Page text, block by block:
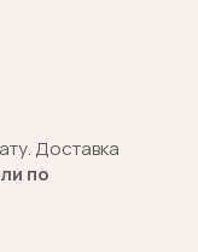
Доставка
по